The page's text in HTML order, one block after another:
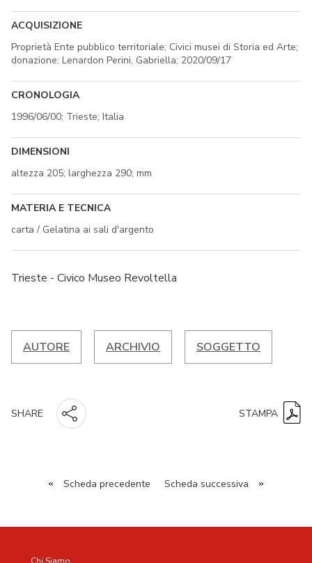
ACQUISIZIONE
Proprietà Ente pubblico territoriale; Civici musei di Storia ed Arte;
donazione; Lenardon Perini, Gabriella; 2020/09/17
CRONOLOGIA
1996/06/00; Trieste; Italia
DIMENSIONI
altezza 205; larghezza 290; mm
MATERIA E TECNICA
carta / Gelatina ai sali d'argento
Trieste - Civico Museo Revoltella
AUTORE ARCHIVIO SOGGETTO
SHARE STAMPA
« Scheda precedente Scheda successiva »